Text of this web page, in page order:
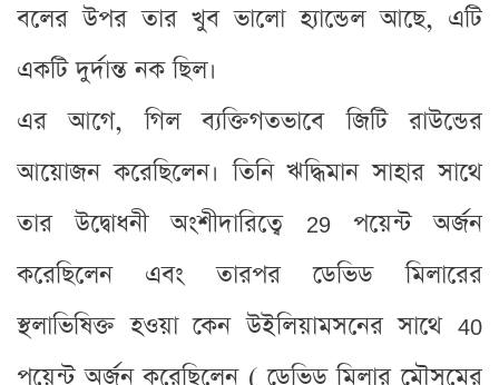
বলের উপর তার খুব ভালো হ্যান্ডেল আছে, এটি
একটি দুর্দান্ত নক ছিল।
এর আগে, গিল ব্যক্তিগতভাবে জিটি রাউন্ডের
আয়োজন করেছিলেন। তিনি ঋদ্ধিমান সাহার সাথে
তার উদ্বোধনী অংশীদারিত্বে 29 পয়েন্ট অর্জন
করেছিলেন এবং তারপর ডেভিড মিলারের
স্থলাভিষিক্ত হওয়া কেন উইলিয়ামসনের সাথে 40
পয়েন্ট অর্জন করেছিলেন ( ডেভিড মিলার মৌসুমের